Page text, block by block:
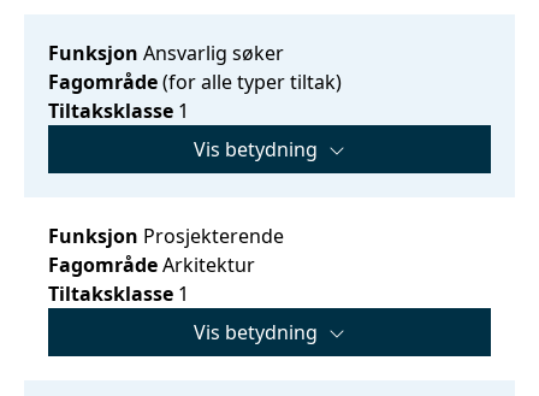
Funksjon Ansvarlig søker
Fagområde(for alle typer tiltak)
Tiltaksklasse 1
Vis betydning
Funksjon Prosjekterende
FagområdeArkitektur
Tiltaksklasse 1
Vis betydning